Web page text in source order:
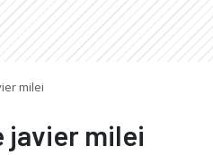
milei
javier milei